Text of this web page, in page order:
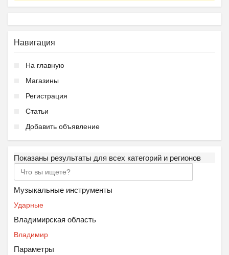
Навигация
На главную
Магазины
Регистрация
Статьи
Добавить объявление
Показаны результаты для всех категорий и регионов
Музыкальные инструменты
Ударные
Владимирская область
Владимир
Параметры